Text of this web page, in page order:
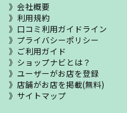
会社概要
利用規約
口コミ利用ガイドライン
プライバシーポリシー
ご利用ガイド
ショップナビとは？
ユーザーがお店を登録
店舗がお店を掲載(無料)
サイトマップ